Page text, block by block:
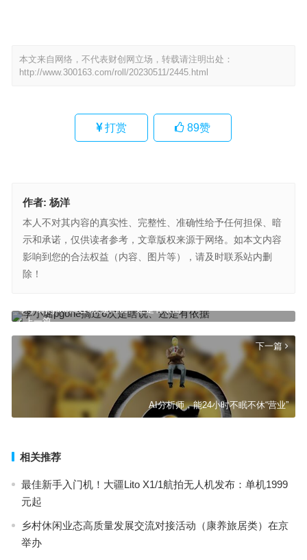
本文来自网络，不代表财创网立场，转载请注明出处：
http://www.300163.com/roll/20230511/2445.html
打赏 89赞
作者: 杨洋
本人不对其内容的真实性、完整性、准确性给予任何担保、暗
示和承诺，仅供读者参考，文章版权来源于网络。如本文内容
影响到您的合法权益（内容、图片等），请及时联系站内删
除！
上一篇
李小璐pgone搞过6次是瞎说、还是有依据
下一篇
AI分析师，能24小时不眠不休“营业”
相关推荐
最佳新手入门机！大疆Lito X1/1航拍无人机发布：单机1999
元起
乡村休闲业态高质量发展交流对接活动（康养旅居类）在京
举办